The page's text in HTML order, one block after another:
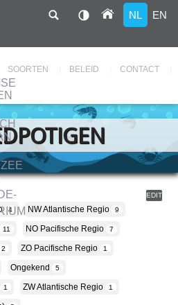
NL EN
SOORTEN BELEID CONTACT
EDIT
4 NW Atlantische Regio 9
11 NO Pacifische Regio 7
2 ZO Pacifische Regio 1
Ongekend 5
1 ZW Atlantische Regio 1